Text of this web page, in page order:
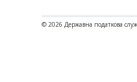
© 2026 Державна податкова